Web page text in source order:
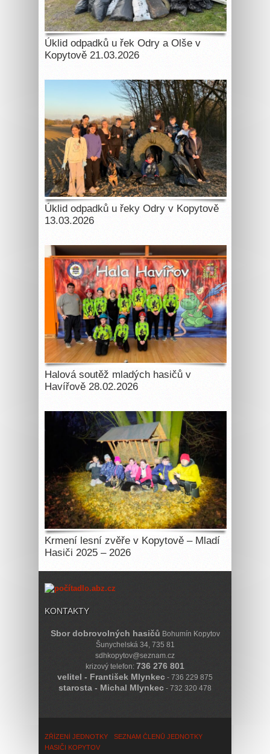
Úklid odpadků u řek Odry a Olše v
Kopytově 21.03.2026
Úklid odpadků u řeky Odry v Kopytově
13.03.2026
Halová soutěž mladých hasičů v
Havířově 28.02.2026
Krmení lesní zvěře v Kopytově – Mladí
Hasiči 2025 – 2026
KONTAKTY
Sbor dobrovolných hasičů Bohumín Kopytov
Šunychelská 34, 735 81
sdhkopytov@seznam.cz
krizový telefon: 736 276 801
velitel - František Mlynkec - 736 229 875
starosta - Michal Mlynkec - 732 320 478
ZŘÍZENÍ JEDNOTKY
SEZNAM ČLENŮ JEDNOTKY
HASIČI KOPYTOV